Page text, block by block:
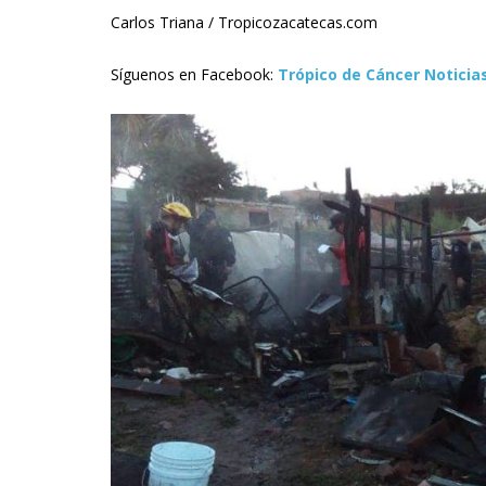
Carlos Triana / Tropicozacatecas.com
Síguenos en Facebook: Trópico de Cáncer